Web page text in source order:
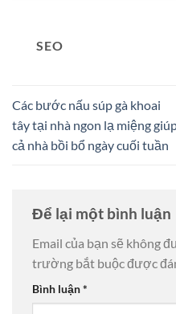
SEO
Các bước nấu súp gà khoai
tây tại nhà ngon lạ miệng
cả nhà bồi bổ ngày cuối tuần
Để lại một bình luận
Email của bạn sẽ không
trường bắt buộc được
Bình luận*